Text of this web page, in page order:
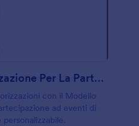
Modello Di Autorizzazione Per La Partecipazione Ad Eventi
con il Modello
ad eventi di